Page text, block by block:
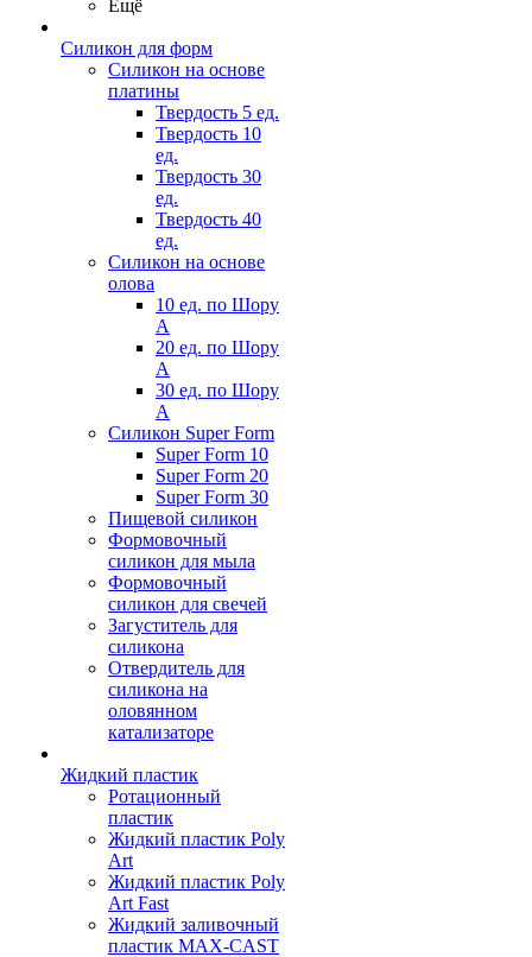
Ещё
Силикон для форм
Силикон на основе
платины
Твердость 5 ед.
Твердость 10
ед.
Твердость 30
ед.
Твердость 40
ед.
Силикон на основе
олова
10 ед. по Шору
А
20 ед. по Шору
А
30 ед. по Шору
А
Силикон Super Form
Super Form 10
Super Form 20
Super Form 30
Пищевой силикон
Формовочный
силикон для мыла
Формовочный
силикон для свечей
Загуститель для
силикона
Отвердитель для
силикона на
оловянном
катализаторе
Жидкий пластик
Ротационный
пластик
Жидкий пластик Poly
Art
Жидкий пластик Poly
Art Fast
Жидкий заливочный
пластик MAX-CAST